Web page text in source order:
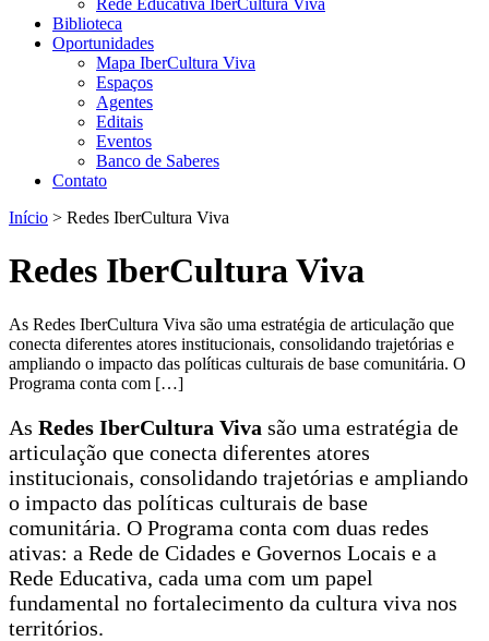
Rede Educativa IberCultura Viva
Biblioteca
Oportunidades
Mapa IberCultura Viva
Espaços
Agentes
Editais
Eventos
Banco de Saberes
Contato
Início > Redes IberCultura Viva
Redes IberCultura Viva
As Redes IberCultura Viva são uma estratégia de articulação que
conecta diferentes atores institucionais, consolidando trajetórias e
ampliando o impacto das políticas culturais de base comunitária. O
Programa conta com […]
As Redes IberCultura Viva são uma estratégia de
articulação que conecta diferentes atores
institucionais, consolidando trajetórias e ampliando
o impacto das políticas culturais de base
comunitária. O Programa conta com duas redes
ativas: a Rede de Cidades e Governos Locais e a
Rede Educativa, cada uma com um papel
fundamental no fortalecimento da cultura viva nos
territórios.